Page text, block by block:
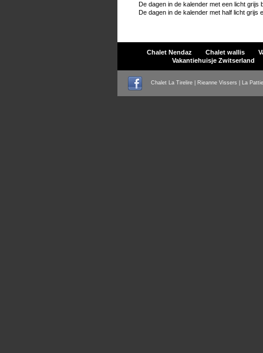
De dagen in de kalender met een licht grijs
De dagen in de kalender met half licht
Chalet Nendaz Chalet wallis
Vakantiehuisje Zwitserland
Chalet La Tirelire | Rieanne Vissers | La